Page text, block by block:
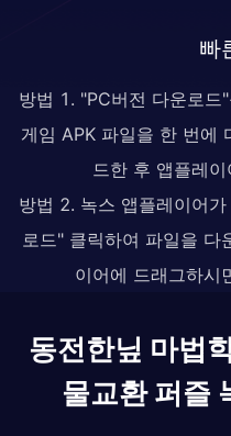
빠
방법 1. "PC버전 다운로드
게임 APK 파일을 한 번에
드한 후 앱플레
방법 2. 녹스 앱플레이어
로드" 클릭하여 파일을 다
이어에 드래그하시
동전한닢 마법
물교환 퍼즐